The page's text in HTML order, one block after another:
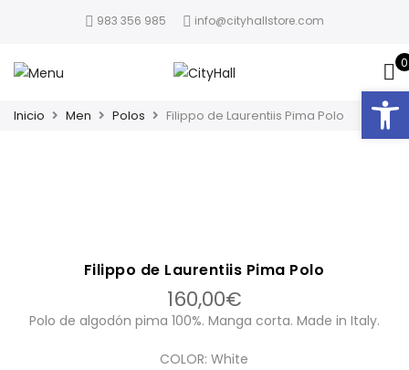
983 356 985 info@cityhallstore.com
0
Inicio Men Polos Filippo de Laurentiis Pima Polo
Filippo de Laurentiis Pima Polo
160,00€
Polo de algodón pima 100%. Manga corta. Made in Italy.
COLOR: White